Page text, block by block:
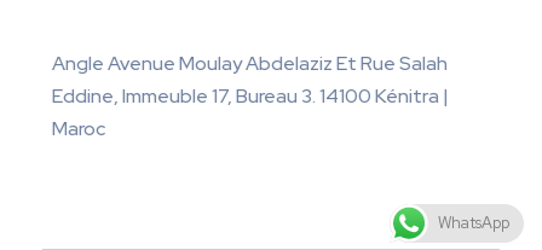
Angle Avenue Moulay Abdelaziz Et Rue Salah
Eddine, Immeuble 17, Bureau 3. 14100 Kénitra |
Maroc
WhatsApp